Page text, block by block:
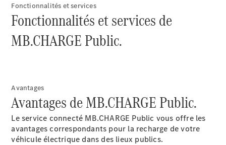
Maintenance,
réparation et
garantie
Fonctionnalités et services
Fonctionnalités et services de
MB.CHARGE Public.
Avantages
Avantages de MB.CHARGE Public.
Le service connecté MB.CHARGE Public vous offre les
avantages correspondants pour la recharge de votre
véhicule électrique dans des lieux publics.